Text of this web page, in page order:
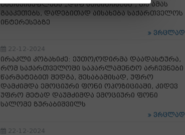
გათავისუფლება „დიფ სთეითისგან", თუ ამას
გააკეთებს, დადებითად აისახება საქართველოს
ინტერესებზე
ვრცლად
22-12-2024
ირაკლი კობახიძე: ეუთო/ოდირმა დაადასტურა,
რომ საქართველოში საპარლამენტო არჩევნები
წარმატებით შედგა, შესაბამისად, უფრო
დამძიმდა ემოციური ფონი ოპოზიციაში, კიდევ
უფრო მეტად დაუმძიმდა ემოციური ფონი
სალომე ზურაბიშვილს
ვრცლად
22-12-2024